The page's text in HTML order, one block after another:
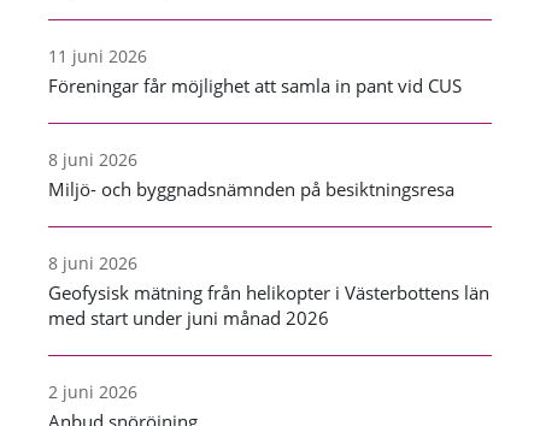
11 juni 2026
Föreningar får möjlighet att samla in pant vid CUS
8 juni 2026
Miljö- och byggnadsnämnden på besiktningsresa
8 juni 2026
Geofysisk mätning från helikopter i Västerbottens län
med start under juni månad 2026
2 juni 2026
Anbud snöröjning